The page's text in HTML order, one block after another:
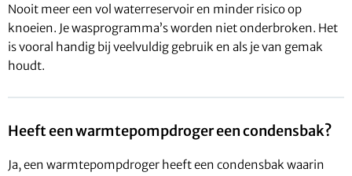
Nooit meer een vol waterreservoir en minder risico op
knoeien. Je wasprogramma’s worden niet onderbroken. Het
is vooral handig bij veelvuldig gebruik en als je van gemak
houdt.
Heeft een warmtepompdroger een condensbak?
Ja, een warmtepompdroger heeft een condensbak waarin